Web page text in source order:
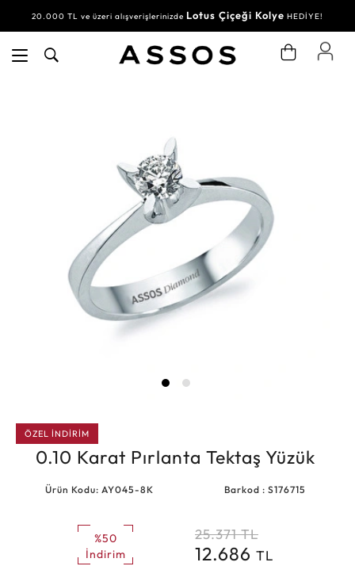
20.000 TL ve üzeri alışverişlerinizde Lotus Çiçeği Kolye HEDİYE!
ÖZEL İNDİRİM
0.10 Karat Pırlanta Tektaş Yüzük
Ürün Kodu: AY045-8K Barkod : S176715
%50
İndirim
25.371 TL
12.686 TL